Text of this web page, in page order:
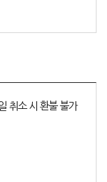
취소 시 환불 불가